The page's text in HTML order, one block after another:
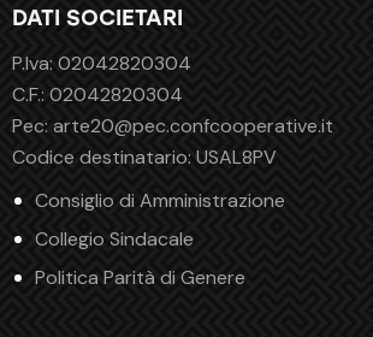
DATI SOCIETARI
P.Iva: 02042820304
C.F.: 02042820304
Pec: arte20@pec.confcooperative.it
Codice destinatario: USAL8PV
Consiglio di Amministrazione
Collegio Sindacale
Politica Parità di Genere